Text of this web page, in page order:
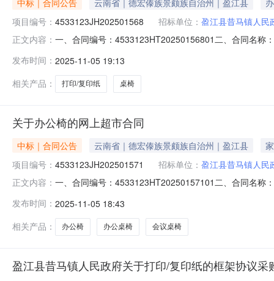
项目编号： 4533123JH202501568 招标单位： 盈江县昔马镇人民
正文内容： 一、合同编号：4533123HT20250156801二、合同名称
主要信息主要标的名称：A4纸规格型号（或服务要求）
发布时间： 2025-11-05 19:13
相关产品：
打印/复印纸 桌椅
关于办公椅的网上超市合同
中标｜合同公告 云南省｜德宏傣族景颇族自治州｜盈江县
项目编号： 4533123JH202501571 招标单位： 盈江县昔马镇人民
正文内容： 一、合同编号：4533123HT20250157101二、合同名称
信息主要标的名称：会议桌椅规格型号（或服务要求）
发布时间： 2025-11-05 18:43
相关产品：
办公椅 办公桌椅 会议桌椅
盈江县昔马镇人民政府关于打印/复印纸的框架协议采